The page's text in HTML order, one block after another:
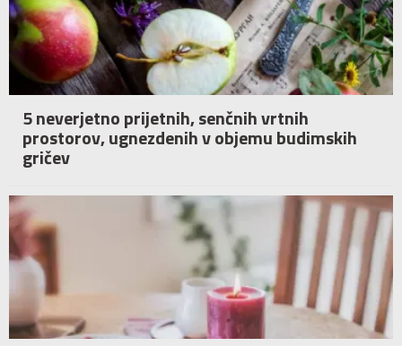
5 neverjetno prijetnih, senčnih vrtnih
prostorov, ugnezdenih v objemu budimskih
gričev